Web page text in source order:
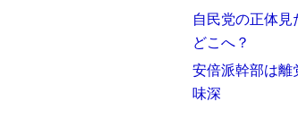
自民党の正体見
どこへ？
安倍派幹部は
味深